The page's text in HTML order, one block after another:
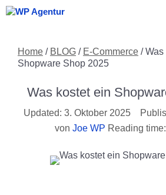
Zum
Inhalt
Home / BLOG / E-Commerce /Was
Shopware Shop 2025
Was kostet ein
3. Oktober 2025
von Joe WP Reading